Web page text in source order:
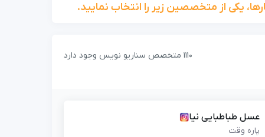
یکی از متخصصین زیر را انتخاب نمایید.
1110 متخصص سناریو نویس وجود دارد
عسل طباطبایی نیا
پاره وقت